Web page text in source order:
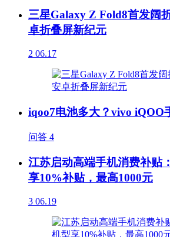
三星Galaxy Z Fold8首发阔
卓折叠屏新纪元
2 06.17
iqoo7电池多大？vivo iQOO
问答 4
江苏启动高端手机消费补贴
享10%补贴，最高1000元
3 06.19